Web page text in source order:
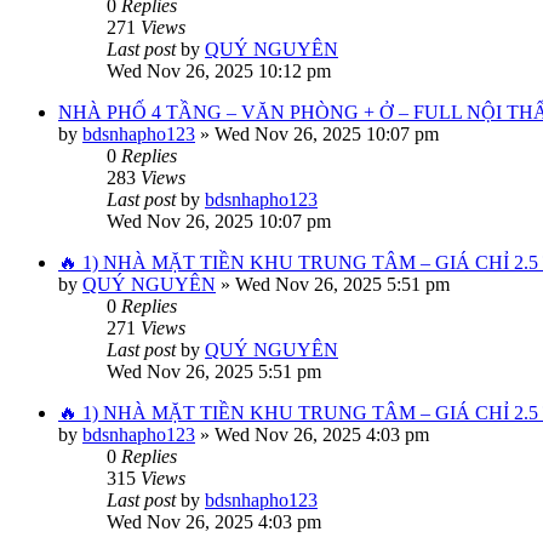
0 Replies
271 Views
Last postby QUÝ NGUYÊN
Wed Nov 26, 2025 10:12 pm
NHÀ PHỐ 4 TẦNG – VĂN PHÒNG + Ở – FULL NỘI
by bdsnhapho123 » Wed Nov 26, 2025 10:07 pm
0 Replies
283 Views
Last postby bdsnhapho123
Wed Nov 26, 2025 10:07 pm
🔥 1) NHÀ MẶT TIỀN KHU TRUNG TÂM – GIÁ CHỈ 2.5
by QUÝ NGUYÊN » Wed Nov 26, 2025 5:51 pm
0 Replies
271 Views
Last postby QUÝ NGUYÊN
Wed Nov 26, 2025 5:51 pm
🔥 1) NHÀ MẶT TIỀN KHU TRUNG TÂM – GIÁ CHỈ 2.5
by bdsnhapho123 » Wed Nov 26, 2025 4:03 pm
0 Replies
315 Views
Last postby bdsnhapho123
Wed Nov 26, 2025 4:03 pm